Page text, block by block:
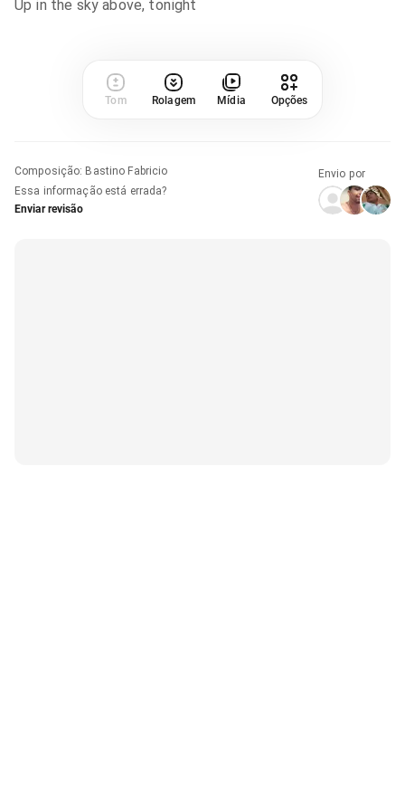
Up in the sky above, tonight
Tom Rolagem Mídia Opções
Composição: Bastino Fabricio
Essa informação está errada?
Enviar revisão
Envio por